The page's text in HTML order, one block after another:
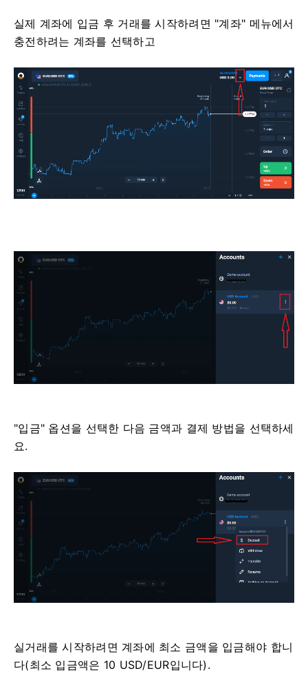
실제 계좌에 입금 후 거래를 시작하려면 "계좌" 메뉴에서
충전하려는 계좌를 선택하고
"입금" 옵션을 선택한 다음 금액과 결제 방법을 선택하세
요.
실거래를 시작하려면 계좌에 최소 금액을 입금해야 합니
다(최소 입금액은 10 USD/EUR입니다).